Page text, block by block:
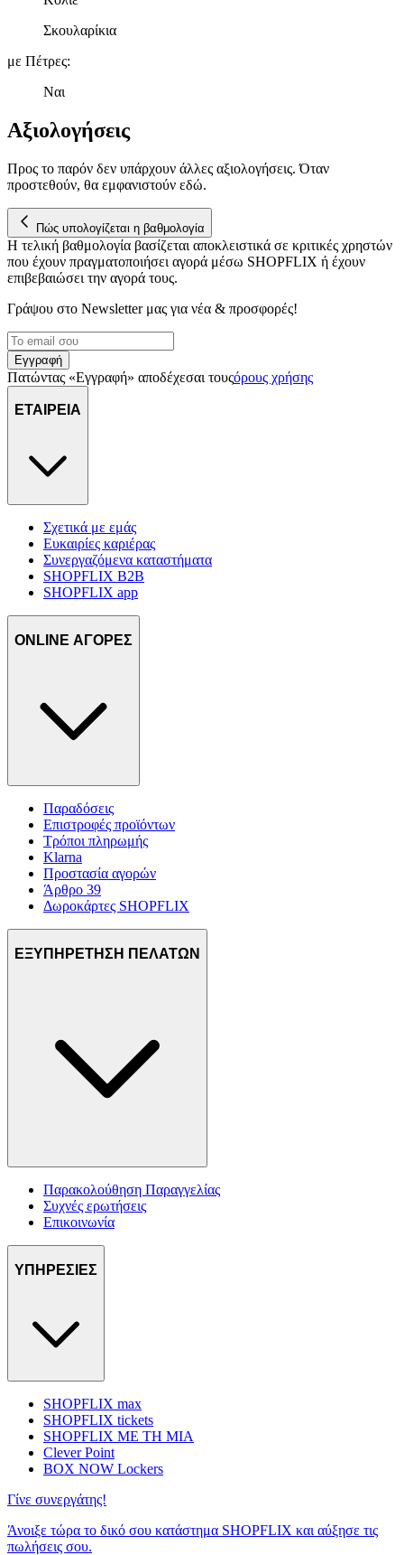
Σκουλαρίκια
με Πέτρες:
Ναι
Αξιολογήσεις
Προς το παρόν δεν υπάρχουν άλλες αξιολογήσεις. Όταν
προστεθούν, θα εμφανιστούν εδώ.
Πώς υπολογίζεται η βαθμολογία
Η τελική βαθμολογία βασίζεται αποκλειστικά σε κριτικές χρηστών
που έχουν πραγματοποιήσει αγορά μέσω SHOPFLIX ή έχουν
επιβεβαιώσει την αγορά τους.
Γράψου στο Νewsletter μας για νέα & προσφορές!
Εγγραφή
Πατώντας «Εγγραφή» αποδέχεσαι τουςόρους χρήσης
ΕΤΑΙΡΕΙΑ
Σχετικά με εμάς
Ευκαιρίες καριέρας
Συνεργαζόμενα καταστήματα
SHOPFLIX B2B
SHOPFLIX app
ONLINE ΑΓΟΡΕΣ
Παραδόσεις
Επιστροφές προϊόντων
Τρόποι πληρωμής
Klarna
Προστασία αγορών
Άρθρο 39
Δωροκάρτες SHOPFLIX
ΕΞΥΠΗΡΕΤΗΣΗ ΠΕΛΑΤΩΝ
Παρακολούθηση Παραγγελίας
Συχνές ερωτήσεις
Επικοινωνία
ΥΠΗΡΕΣΙΕΣ
SHOPFLIX max
SHOPFLIX tickets
SHOPFLIX ΜΕ ΤΗ ΜΙΑ
Clever Point
BOX NOW Lockers
Γίνε συνεργάτης!
Άνοιξε τώρα το δικό σου κατάστημα SHOPFLIX και αύξησε τις
πωλήσεις σου.